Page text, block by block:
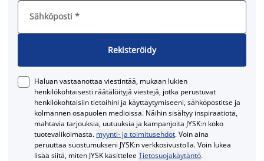
Sähköposti *
Rekisteröidy
Haluan vastaanottaa viestintää, mukaan lukien
henkilökohtaisesti räätälöityjä viestejä, jotka perustuvat
henkilökohtaisiin tietoihini ja käyttäytymiseeni, sähköpostitse ja
kolmannen osapuolen medioissa. Näihin sisältyy inspiraatiota,
mahtavia tarjouksia, uutuuksia ja kampanjoita JYSK:n koko
tuotevalikoimasta. myynti- ja toimitusehdot. Voin aina
peruuttaa suostumukseni JYSK:n verkkosivustolla. Voin lukea
lisää siitä, miten JYSK käsitteleeTietosuojakäytäntö.